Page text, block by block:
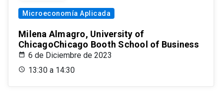
Microeconomía Aplicada
Milena Almagro, University of
ChicagoChicago Booth School of Business
6 de Diciembre de 2023
13:30 a 14:30